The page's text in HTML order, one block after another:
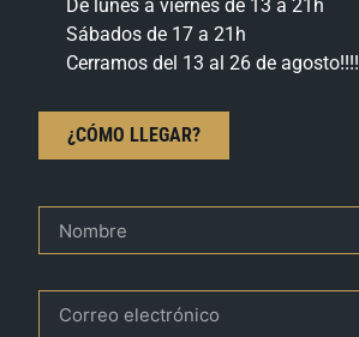
De lunes a viernes de 13 a 21h
Sábados de 17 a 21h
Cerramos del 13 al 26 de agosto!!!!
¿CÓMO LLEGAR?